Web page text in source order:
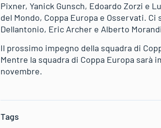
Pixner, Yanick Gunsch, Edoardo Zorzi e
del Mondo, Coppa Europa e Osservati.
Dellantonio, Eric Archer e Alberto
Il prossimo impegno della squadra di
Mentre la squadra di Coppa Europa sarà
novembre.
Tags